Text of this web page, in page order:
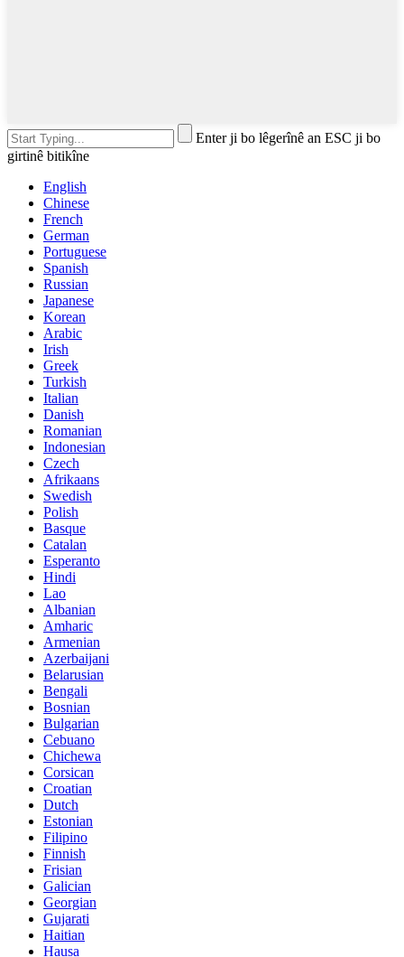
Enter ji bo lêgerînê an ESC ji bo
girtinê bitikîne
English
Chinese
French
German
Portuguese
Spanish
Russian
Japanese
Korean
Arabic
Irish
Greek
Turkish
Italian
Danish
Romanian
Indonesian
Czech
Afrikaans
Swedish
Polish
Basque
Catalan
Esperanto
Hindi
Lao
Albanian
Amharic
Armenian
Azerbaijani
Belarusian
Bengali
Bosnian
Bulgarian
Cebuano
Chichewa
Corsican
Croatian
Dutch
Estonian
Filipino
Finnish
Frisian
Galician
Georgian
Gujarati
Haitian
Hausa